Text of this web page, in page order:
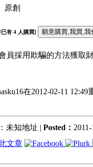
原創
已有 4 人購買]
員採用欺騙的方法獲取
在2012-02-11 12:49
未知地址 | Posted：